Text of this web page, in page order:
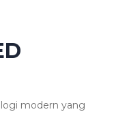
modern yang